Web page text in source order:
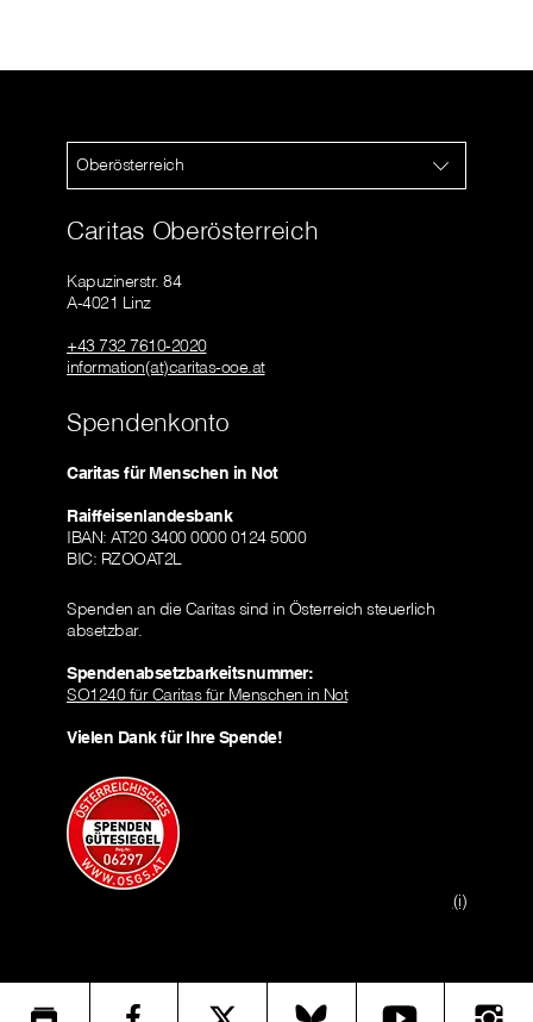
Oberösterreich
Caritas Oberösterreich
Kapuzinerstr. 84
A-4021 Linz
+43 732 7610-2020
information(at)caritas-ooe.at
Spendenkonto
Caritas für Menschen in Not
Raiffeisenlandesbank
IBAN: AT20 3400 0000 0124 5000
BIC: RZOOAT2L
Spenden an die Caritas sind in Österreich steuerlich
absetzbar.
Spendenabsetzbarkeitsnummer:
SO1240 für Caritas für Menschen in Not
Vielen Dank für Ihre Spende!
(i)